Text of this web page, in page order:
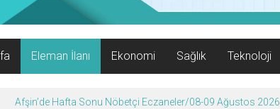
Eleman İlanı Ekonomi Sağlık Teknoloji
Afşin’de Hafta Sonu Nöbetçi Eczaneler/08-09 Ağustos 2026